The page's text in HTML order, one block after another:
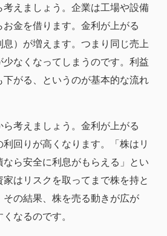
考えましょう。企業は工場や設備
金を借ります。金利が上がる
息）が増えます。つまり同じ売上
なくなってしまうのです。利益
下がる、というのが基本的な流れ
考えましょう。金利が上がる
回りが高くなります。「株はリ
なら安全に利息がもらえる」とい
家はリスクを取ってまで株を持と
その結果、株を売る動きが広が
なるのです。